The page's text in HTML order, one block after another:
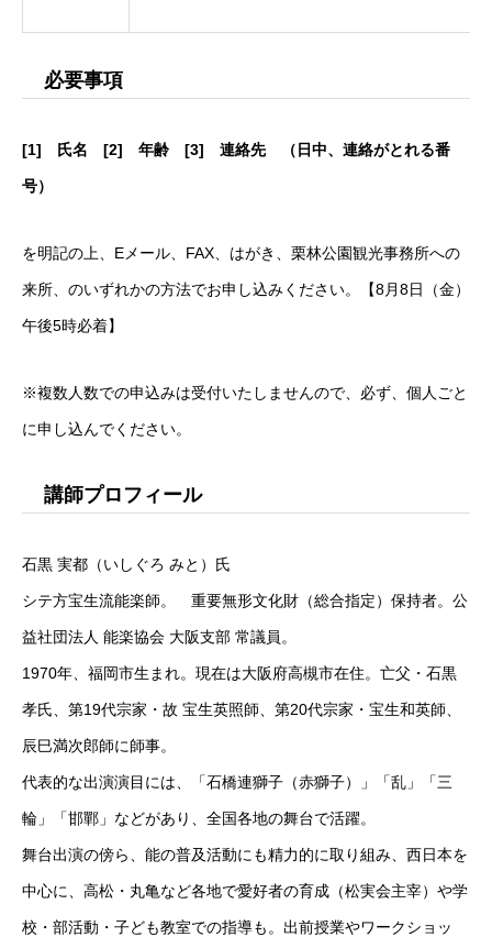
必要事項
[1] 氏名 [2] 年齢 [3] 連絡先 （日中、連絡がとれる番
号）
を明記の上、Eメール、FAX、はがき、栗林公園観光事務所への
来所、のいずれかの方法でお申し込みください。【8月8日（金）
午後5時必着】
※複数人数での申込みは受付いたしませんので、必ず、個人ごと
に申し込んでください。
講師プロフィール
石黒 実都（いしぐろ みと）氏
シテ方宝生流能楽師。 重要無形文化財（総合指定）保持者。公
益社団法人 能楽協会 大阪支部 常議員。
1970年、福岡市生まれ。現在は大阪府高槻市在住。亡父・石黒
孝氏、第19代宗家・故 宝生英照師、第20代宗家・宝生和英師、
辰巳満次郎師に師事。
代表的な出演演目には、「石橋連獅子（赤獅子）」「乱」「三
輪」「邯鄲」などがあり、全国各地の舞台で活躍。
舞台出演の傍ら、能の普及活動にも精力的に取り組み、西日本を
中心に、高松・丸亀など各地で愛好者の育成（松実会主宰）や学
校・部活動・子ども教室での指導も。出前授業やワークショッ